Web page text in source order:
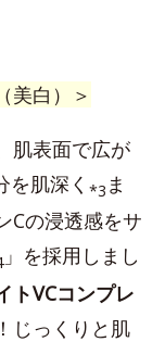
美白）＞
肌表面で広が
を肌深く *3 ま
Cの浸透感をサ
」を採用しまし
トVCコンプレ
じっくりと肌